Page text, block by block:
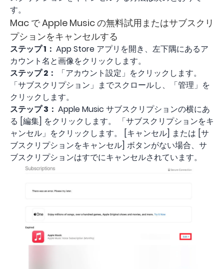
す。
Mac で Apple Music の無料試用またはサブスクリ
プションをキャンセルする
ステップ 1： App Store アプリを開き、左下隅にあるア
カウント名と画像をクリックします。
ステップ 2：
「アカウント設定」をクリックします。
「サブスクリプション」までスクロールし、「管理」を
クリックします。
ステップ 3： Apple Music サブスクリプションの横にあ
る [編集] をクリックします。 「サブスクリプションをキ
ャンセル」をクリックします。 [キャンセル] または [サ
ブスクリプションをキャンセル] ボタンがない場合、サ
ブスクリプションはすでにキャンセルされています。